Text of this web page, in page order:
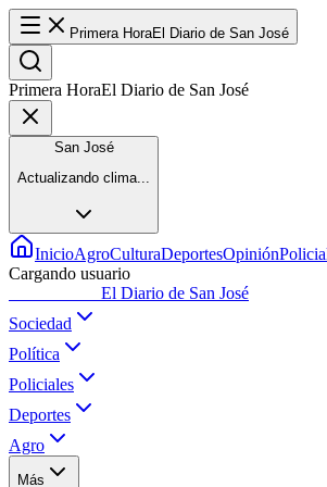
Primera HoraEl Diario de San José
Primera HoraEl Diario de San José
San José
Actualizando clima...
InicioAgroCulturaDeportesOpinión
Cargando usuario
El Diario de San José
Sociedad
Política
Policiales
Deportes
Agro
Más